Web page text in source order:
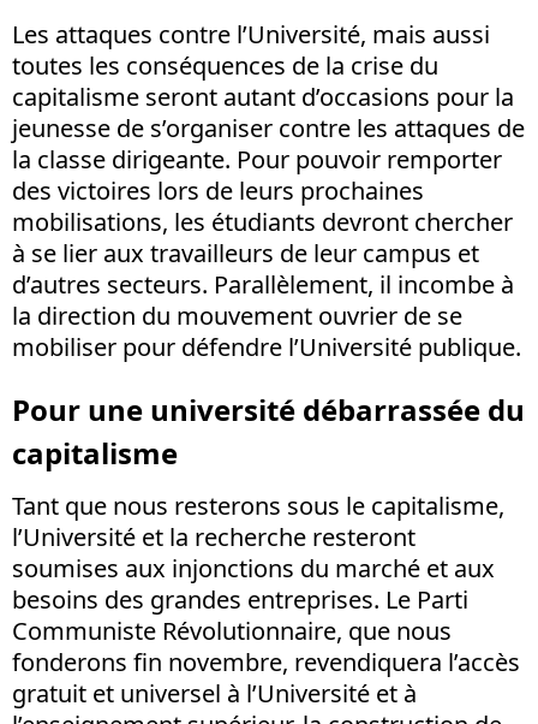
Les attaques contre l’Université, mais aussi
toutes les conséquences de la crise du
capitalisme seront autant d’occasions pour la
jeunesse de s’organiser contre les attaques de
la classe dirigeante. Pour pouvoir remporter
des victoires lors de leurs prochaines
mobilisations, les étudiants devront chercher
à se lier aux travailleurs de leur campus et
d’autres secteurs. Parallèlement, il incombe à
la direction du mouvement ouvrier de se
mobiliser pour défendre l’Université publique.
Pour une université débarrassée du
capitalisme
Tant que nous resterons sous le capitalisme,
l’Université et la recherche resteront
soumises aux injonctions du marché et aux
besoins des grandes entreprises. Le Parti
Communiste Révolutionnaire, que nous
fonderons fin novembre, revendiquera l’accès
gratuit et universel à l’Université et à